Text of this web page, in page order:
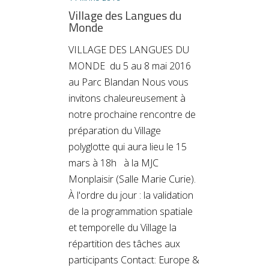
Village des Langues du
Monde
VILLAGE DES LANGUES DU
MONDE du 5 au 8 mai 2016
au Parc Blandan Nous vous
invitons chaleureusement à
notre prochaine rencontre de
préparation du Village
polyglotte qui aura lieu le 15
mars à 18h à la MJC
Monplaisir (Salle Marie Curie).
À l'ordre du jour : la validation
de la programmation spatiale
et temporelle du Village la
répartition des tâches aux
participants Contact: Europe &